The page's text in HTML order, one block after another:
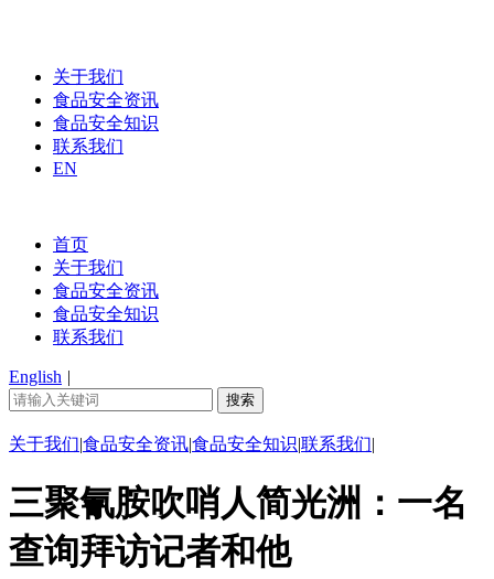
关于我们
食品安全资讯
食品安全知识
联系我们
EN
首页
关于我们
食品安全资讯
食品安全知识
联系我们
English |
关于我们|食品安全资讯|食品安全知识|联系我们|
三聚氰胺吹哨人简光洲：一名
查询拜访记者和他